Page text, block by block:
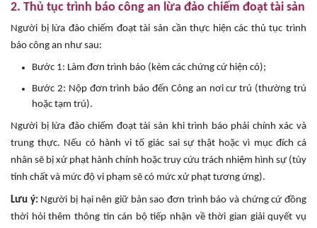
2. Thủ tục trình báo công an lừa đảo chiếm đoạt tài sản
Người bị lừa đảo chiếm đoạt tài sản cần thực hiện các thủ tục trình
báo công an như sau:
Bước 1: Làm đơn trình báo (kèm các chứng cứ hiện có);
Bước 2: Nộp đơn trình báo đến Công an nơi cư trú (thường trú
hoặc tạm trú).
Người bị lừa đảo chiếm đoạt tài sản khi trình báo phải chính xác và
trung thực. Nếu có hành vi tố giác sai sự thật hoặc vì mục đích cá
nhân sẽ bị xử phạt hành chính hoặc truy cứu trách nhiệm hình sự (tùy
tính chất và mức độ vi phạm sẽ có mức xử phạt tương ứng).
Lưu ý: Người bị hại nên giữ bản sao đơn trình báo và chứng cứ đồng
thời hỏi thêm thông tin cán bộ tiếp nhận về thời gian giải quyết vụ